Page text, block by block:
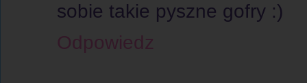
sobie takie pyszne gofry :)
Odpowiedz